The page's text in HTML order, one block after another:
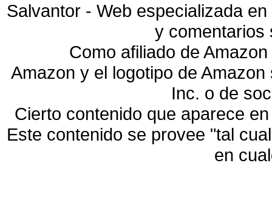
Salvantor - Web especializada
y
Como afiliado de
Amazon y el logotipo de
Inc. o de
Cierto contenido que aparece
Este contenido se provee "tal
en